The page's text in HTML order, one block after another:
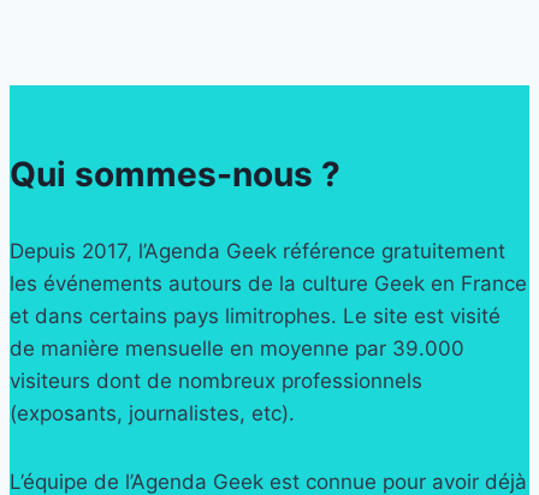
Qui sommes-nous ?
Depuis 2017, l’Agenda Geek référence gratuitement
les événements autours de la culture Geek en France
et dans certains pays limitrophes. Le site est visité
de manière mensuelle en moyenne par 39.000
visiteurs dont de nombreux professionnels
(exposants, journalistes, etc).
L’équipe de l’Agenda Geek est connue pour avoir déjà